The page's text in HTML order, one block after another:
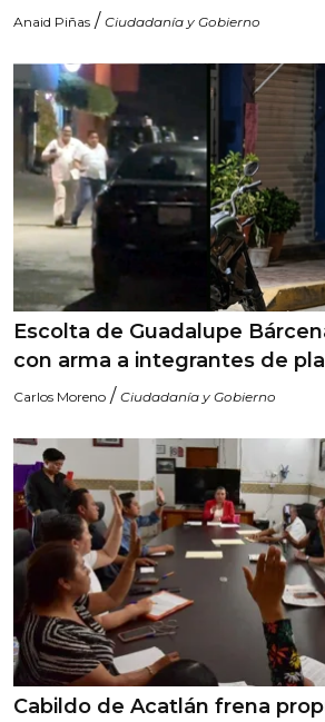
Anaid Piñas / Ciudadanía y Gobierno
Escolta de Guadalupe
con arma a integrantes de
Carlos Moreno / Ciudadanía y Gobierno
Cabildo de Acatlán frena